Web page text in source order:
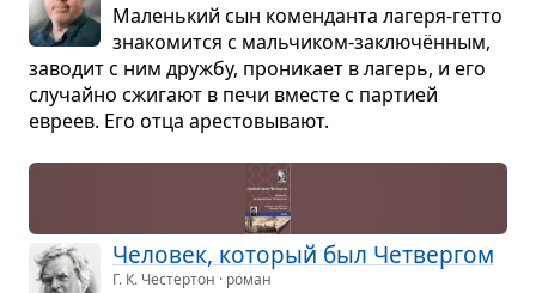
Малень­кий сын комен­данта лагеря-гетто
зна­ко­мится с маль­чи­ком-заклю­чён­ным,
заво­дит с ним дружбу, про­ни­кает в лагерь, и его
слу­чайно сжи­гают в печи вме­сте с пар­тией
евреев. Его отца аре­сто­вы­вают.
Чело­век, кото­рый был Чет­вер­гом
Г. К. Честертон · роман